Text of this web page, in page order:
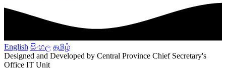
English සිංහල தமிழ்
Designed and Developed by Central Province Chief Secretary's
Office IT Unit